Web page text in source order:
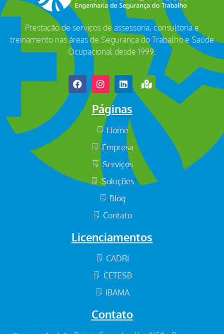
Prestação de serviços de assessoria, consultoria e
treinamento nas áreas de Segurança do Trabalho e Saúde
Ocupacional desde 1999.
Páginas
Home
Empresa
Serviços
Soluções
Blog
Contato
Licenciamentos
CADRI
CETESB
IBAMA
Contato